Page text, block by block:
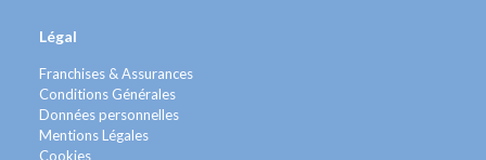
Légal
Franchises & Assurances
Conditions Générales
Données personnelles
Mentions Légales
Cookies